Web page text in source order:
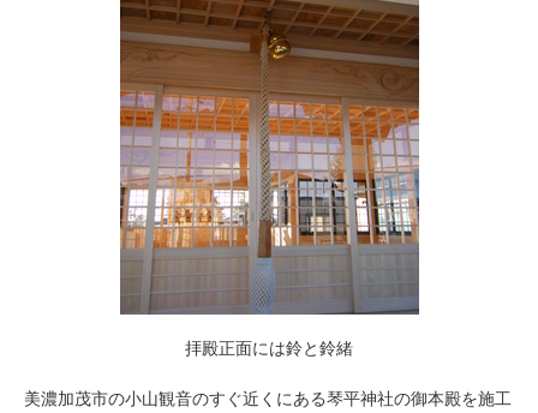
拝殿正面には鈴と鈴緒
美濃加茂市の小山観音のすぐ近くにある琴平神社の御本殿を施工